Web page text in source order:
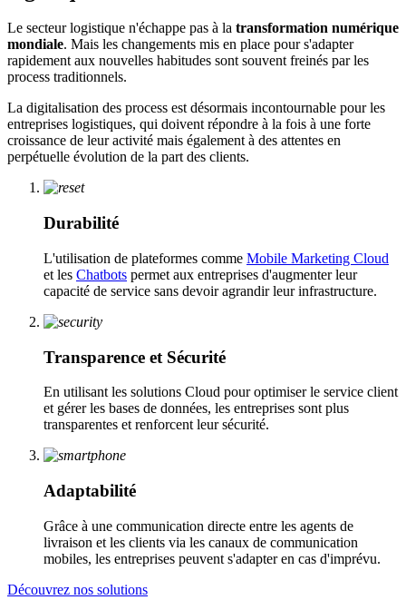
Le secteur logistique n'échappe pas à la transformation numérique
mondiale. Mais les changements mis en place pour s'adapter
rapidement aux nouvelles habitudes sont souvent freinés par les
process traditionnels.
La digitalisation des process est désormais incontournable pour les
entreprises logistiques, qui doivent répondre à la fois à une forte
croissance de leur activité mais également à des attentes en
perpétuelle évolution de la part des clients.
Durabilité
L'utilisation de plateformes comme Mobile Marketing Cloud
et les Chatbots permet aux entreprises d'augmenter leur
capacité de service sans devoir agrandir leur infrastructure.
Transparence et Sécurité
En utilisant les solutions Cloud pour optimiser le service client
et gérer les bases de données, les entreprises sont plus
transparentes et renforcent leur sécurité.
Adaptabilité
Grâce à une communication directe entre les agents de
livraison et les clients via les canaux de communication
mobiles, les entreprises peuvent s'adapter en cas d'imprévu.
Découvrez nos solutions